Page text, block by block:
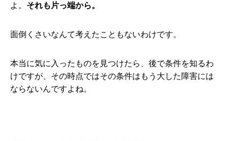
よ。 それも片っ端から。
面倒くさいなんて考えたこともないわけです。
本当に気に入ったものを見つけたら、後で条件を知るわ
けですが、その時点ではその条件はもう大した障害には
ならないんですよね。